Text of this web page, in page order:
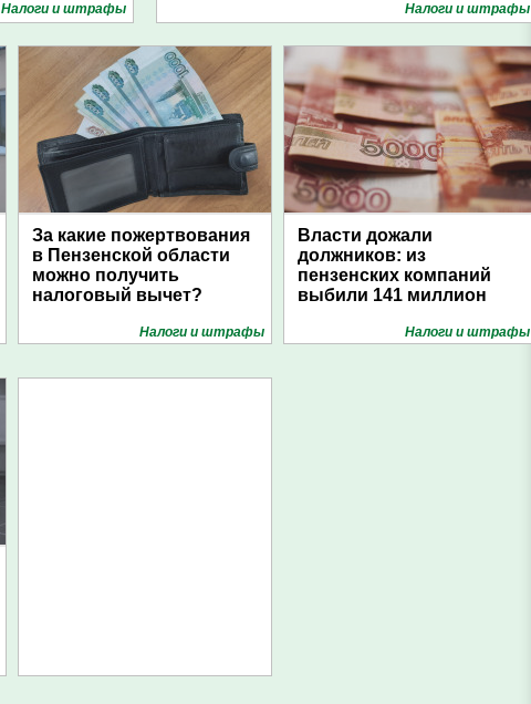
Налоги и штрафы Налоги и штрафы
За какие пожертвования
в Пензенской области
можно получить
налоговый вычет?
Налоги и штрафы
Власти дожали
должников: из
пензенских компаний
выбили 141 миллион
Налоги и штрафы